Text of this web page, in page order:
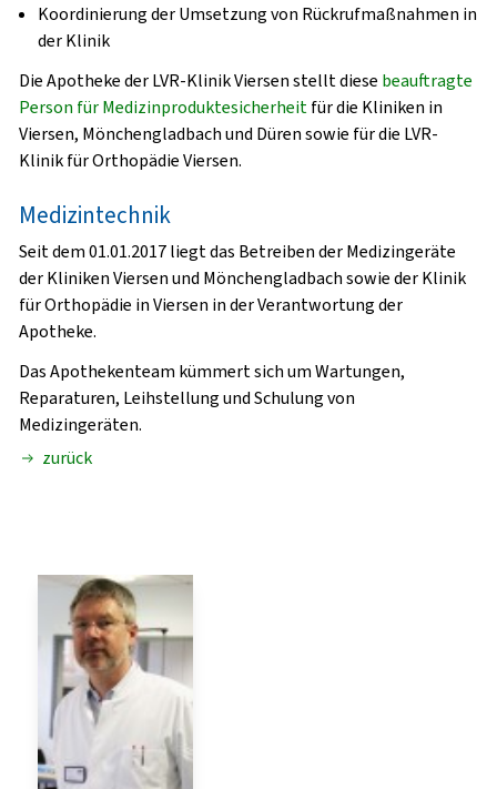
Koordinierung der Umsetzung von Rückrufmaßnahmen in
der Klinik
Die Apotheke der LVR-Klinik Viersen stellt diese beauftragte
Person für Medizinproduktesicherheitfür die Kliniken in
Viersen, Mönchengladbach und Düren sowie für die LVR-
Klinik für Orthopädie Viersen.
Medizintechnik
Seit dem 01.01.2017 liegt das Betreiben der Medizingeräte
der Kliniken Viersen und Mönchengladbach sowie der Klinik
für Orthopädie in Viersen in der Verantwortung der
Apotheke.
Das Apothekenteam kümmert sich um Wartungen,
Reparaturen, Leihstellung und Schulung von
Medizingeräten.
zurück